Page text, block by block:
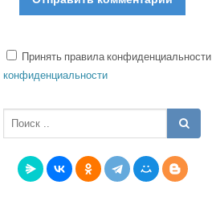
Принять правила конфиденциальности
конфиденциальности